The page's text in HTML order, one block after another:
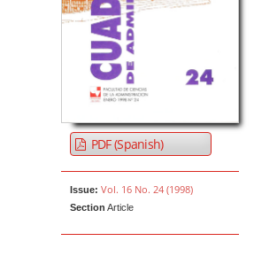
PDF (Spanish)
Issue: Vol. 16 No. 24 (1998)
Section Article